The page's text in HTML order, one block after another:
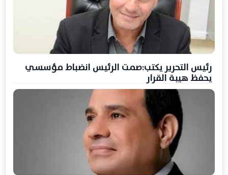
رئيس التحرير يكتب:صمت الرئيس انضباط مؤسسي
يحفظ هيبة القرار